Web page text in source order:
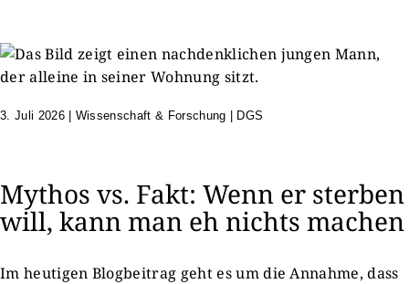
3. Juli 2026| Wissenschaft & Forschung | DGS
Mythos vs. Fakt: Wenn er sterben
will, kann man eh nichts machen
Im heutigen Blogbeitrag geht es um die Annahme, dass